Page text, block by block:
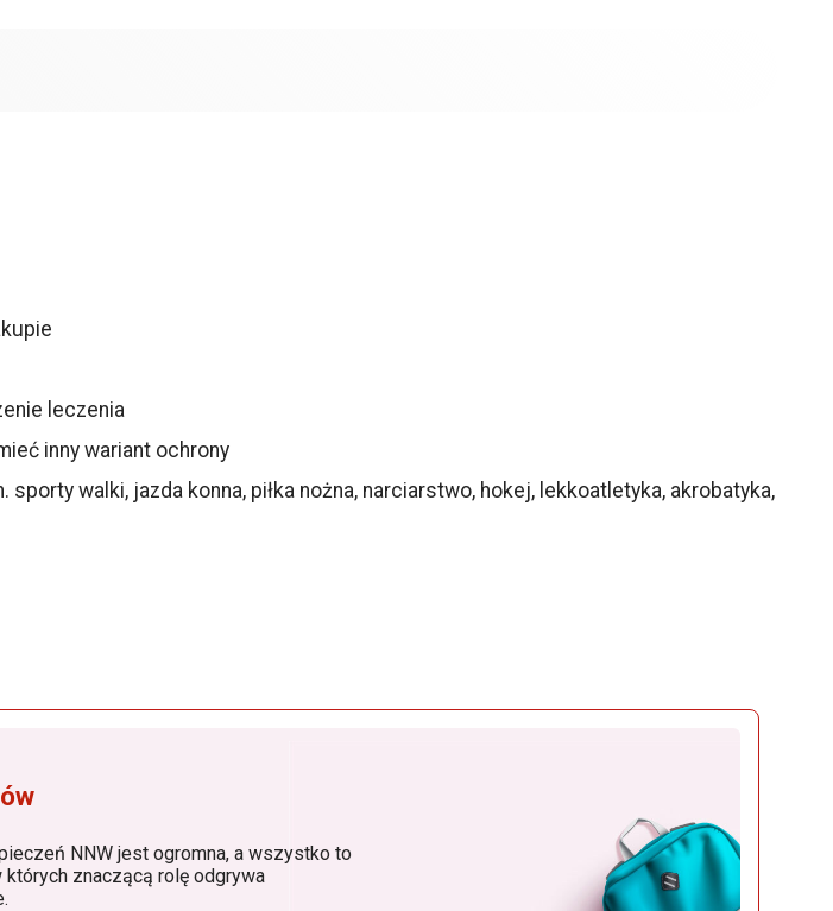
leczenia
inny wariant ochrony
walki, jazda konna, piłka nożna, narciarstwo, hokej, lekkoatletyka, akrobatyka,
a wszystko to